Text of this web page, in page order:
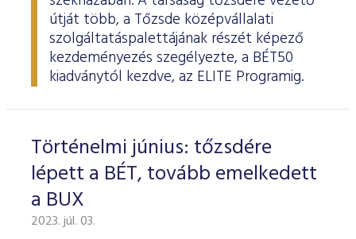
útját több, a Tőzsde középvállalati
szolgáltatáspalettájának részét képező
kezdeményezés szegélyezte, a BÉT50
kiadványtól kezdve, az ELITE Programig.
Történelmi június: tőzsdére
lépett a BÉT, tovább emelkedett
a BUX
2023. júl. 03.